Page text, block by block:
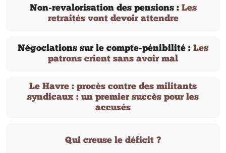
Non-revalorisation des pensions : Les
retraités vont devoir attendre
Négociations sur le compte-pénibilité : Les
patrons crient sans avoir mal
Le Havre : procès contre des militants
syndicaux : un premier succès pour les
accusés
Qui creuse le déficit ?